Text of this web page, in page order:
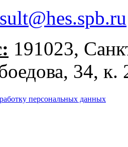
191023,
34, к.
персональных данных